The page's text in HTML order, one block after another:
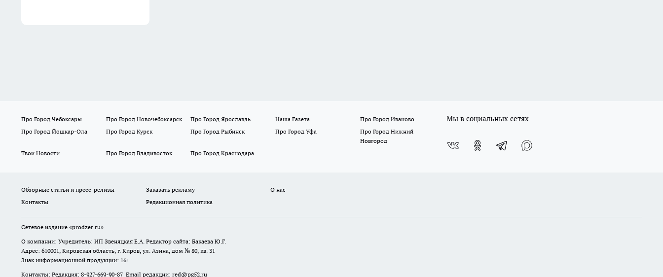
Про Город Чебоксары Про Город Новочебоксарск Про Город Ярославль Наша Газета
Про Город Иваново
Про Город Йошкар-Ола
Про Город Курск Про Город Рыбинск Про Город Уфа
Про Город Нижний
Новгород
Твои Новости
Про Город Владивосток Про Город Краснодара
Мы в социальных сетях
Обзорные статьи и пресс-релизы Заказать рекламу
О нас
Контакты
Редакционная политика
Сетевое издание «prodzer.ru»
О компании: Учредитель: ИП Звеняцкая Е.А. Редактор сайта: Бакаева Ю.Г.
Адрес: 610001, Кировская область, г. Киров, ул. Азина, дом № 80, кв. 31
Знак информационной продукции: 16+
Контакты: Редакция: 8-927-669-90-87 Email редакции: red@pg52.ru